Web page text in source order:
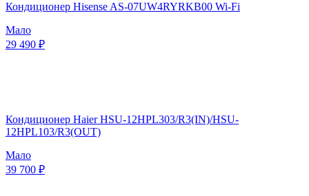
Кондиционер Hisense AS-07UW4RYRKB00 Wi-Fi
Мало
29 490 ₽
Кондиционер Haier HSU-12HPL303/R3(IN)/HSU-
12HPL103/R3(OUT)
Мало
39 700 ₽